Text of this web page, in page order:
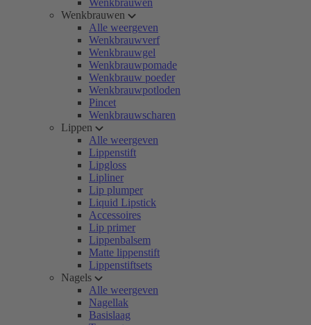
Wenkbrauwen
Wenkbrauwen
Alle weergeven
Wenkbrauwverf
Wenkbrauwgel
Wenkbrauwpomade
Wenkbrauw poeder
Wenkbrauwpotloden
Pincet
Wenkbrauwscharen
Lippen
Alle weergeven
Lippenstift
Lipgloss
Lipliner
Lip plumper
Liquid Lipstick
Accessoires
Lip primer
Lippenbalsem
Matte lippenstift
Lippenstiftsets
Nagels
Alle weergeven
Nagellak
Basislaag